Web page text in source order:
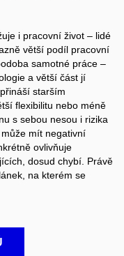
i pracovní život – lidé
větší podíl pracovní
samotné práce –
a větší část jí
starším
flexibilitu nebo méně
s sebou nesou i rizika
mít negativní
ovlivňuje
dosud chybí. Právě
na kterém se